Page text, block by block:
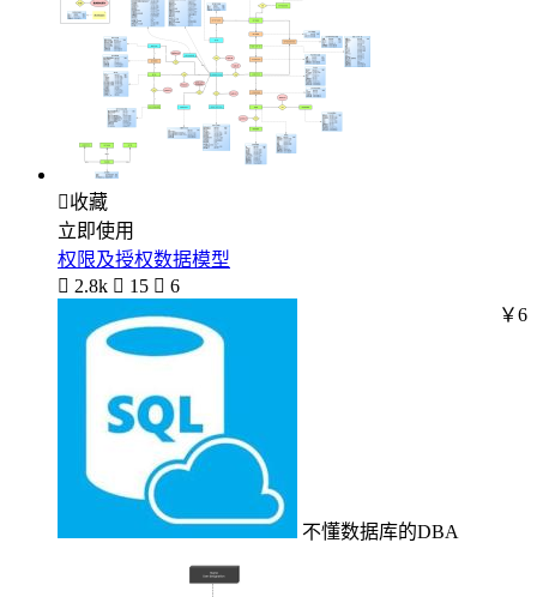
收藏
立即使用
权限及授权数据模型
 2.8k  15  6
不懂数据库的DBA
￥6